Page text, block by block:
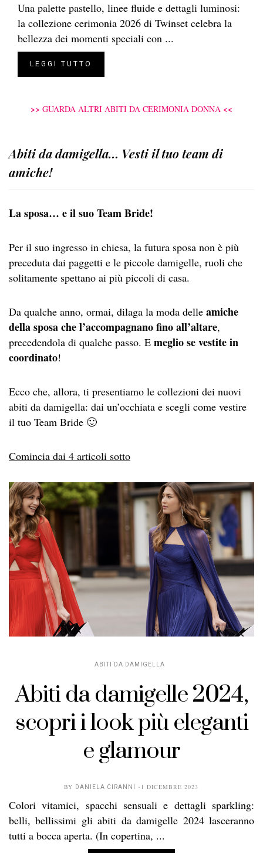
Una palette pastello, linee fluide e dettagli luminosi:
la collezione cerimonia 2026 di Twinset celebra la
bellezza dei momenti speciali con ...
LEGGI TUTTO
>> GUARDA ALTRI ABITI DA CERIMONIA DONNA <<
Abiti da damigella… Vesti il tuo team di
amiche!
La sposa… e il suo Team Bride!
Per il suo ingresso in chiesa, la futura sposa non è più
preceduta dai paggetti e le piccole damigelle, ruoli che
solitamente spettano ai più piccoli di casa.
Da qualche anno, ormai, dilaga la moda delle amiche
della sposa che l’accompagnano fino all’altare,
precedendola di qualche passo. E meglio se vestite in
coordinato!
Ecco che, allora, ti presentiamo le collezioni dei nuovi
abiti da damigella: dai un’occhiata e scegli come vestire
il tuo Team Bride 🙂
Comincia dai 4 articoli sotto
ABITI DA DAMIGELLA
Abiti da damigelle 2024,
scopri i look più eleganti
e glamour
BY DANIELA CIRANNI 1 DICEMBRE 2023
Colori vitamici, spacchi sensuali e dettagli sparkling:
belli, bellissimi gli abiti da damigelle 2024 lasceranno
tutti a bocca aperta. (In copertina, ...